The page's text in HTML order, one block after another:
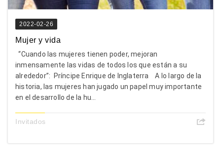
2022-02-26
Mujer y vida
“Cuando las mujeres tienen poder, mejoran
inmensamente las vidas de todos los que están a su
alrededor”: Príncipe Enrique de Inglaterra A lo largo de la
historia, las mujeres han jugado un papel muy importante
en el desarrollo de la hu...
Invitados